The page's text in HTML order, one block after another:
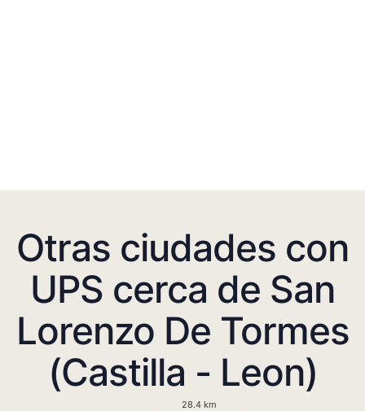
Otras ciudades con
UPS cerca de San
Lorenzo De Tormes
(Castilla - Leon)
28.4 km